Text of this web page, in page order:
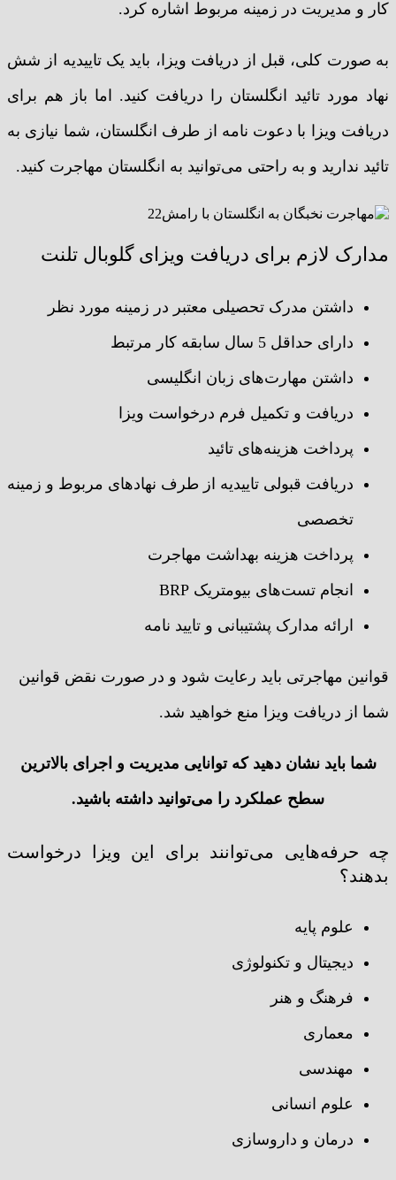
کار و مدیریت در زمینه مربوط اشاره کرد.
به صورت کلی، قبل از دریافت ویزا، باید یک تاییدیه از شش
نهاد مورد تائید انگلستان را دریافت کنید. اما باز هم برای
دریافت ویزا با دعوت نامه از طرف انگلستان، شما نیازی به
تائید ندارید و به راحتی می‌توانید به انگلستان مهاجرت کنید.
مدارک لازم برای دریافت ویزای گلوبال تلنت
داشتن مدرک تحصیلی معتبر در زمینه مورد نظر
دارای حداقل 5 سال سابقه کار مرتبط
داشتن مهارت‌های زبان انگلیسی
دریافت و تکمیل فرم درخواست ویزا
پرداخت هزینه‌های تائید
دریافت قبولی تاییدیه از طرف نهادهای مربوط و زمینه
تخصصی
پرداخت هزینه بهداشت مهاجرت
انجام تست‌های بیومتریک BRP
ارائه مدارک پشتیبانی و تایید نامه
قوانین مهاجرتی باید رعایت شود و در صورت نقض قوانین
شما از دریافت ویزا منع خواهید شد.
شما باید نشان دهید که توانایی مدیریت و اجرای بالاترین
سطح عملکرد را می‌توانید داشته باشید.
چه حرفه‌هایی می‌توانند برای این ویزا درخواست
بدهند؟
علوم پایه
دیجیتال و تکنولوژی
فرهنگ و هنر
معماری
مهندسی
علوم انسانی
درمان و داروسازی